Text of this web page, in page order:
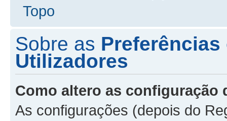
Topo
Sobre as
Utilizadores
Como altero as configuração
As configurações (depois do